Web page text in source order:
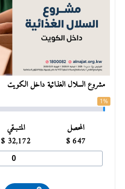
مشروع السلال الغذائية داخل الكويت
1%
المحصل
647
$
المتـبـقي
32,172
$